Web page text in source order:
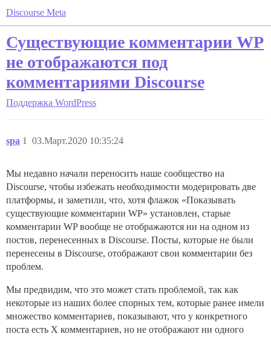
Discourse Meta
Существующие комментарии WP
не отображаются под
комментариями Discourse
Поддержка WordPress
spa 03.Март.2020 10:35:24
1
Мы недавно начали переносить наше сообщество на
Discourse, чтобы избежать необходимости модерировать две
платформы, и заметили, что, хотя флажок «Показывать
существующие комментарии WP» установлен, старые
комментарии WP вообще не отображаются ни на одном из
постов, перенесенных в Discourse. Посты, которые не были
перенесены в Discourse, отображают свои комментарии без
проблем.
Мы предвидим, что это может стать проблемой, так как
некоторые из наших более спорных тем, которые ранее имели
множество комментариев, показывают, что у конкретного
поста есть X комментариев, но не отображают ни одного